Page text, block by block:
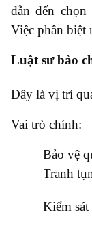
dẫn đến
Việc phân biệt
Luật sư bào
Đây là vị trí
Vai trò chính:
Bảo vệ
Tranh
Kiểm sát